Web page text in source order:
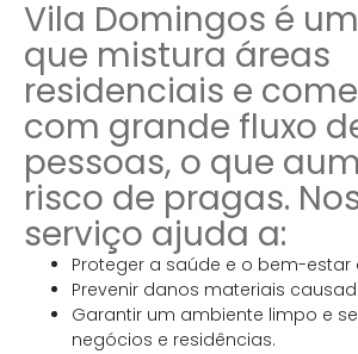
Vila Domingos é
que mistura áreas
residenciais e
com grande fluxo
pessoas, o que
risco de pragas.
serviço ajuda a:
Proteger a saúde e o bem-
Prevenir danos materiais
Garantir um ambiente limpo e
negócios e residências.